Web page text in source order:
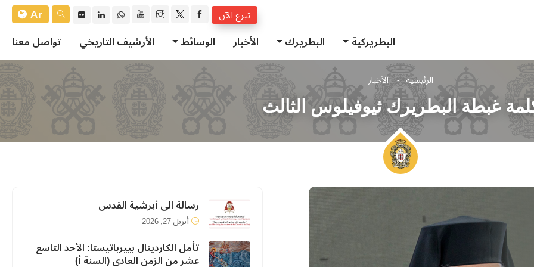
تبرع الآن
Ar
البطريركية
البطريرك الأخبار الوسائط الأرشيف التاريخي تواصل معنا
الرئيسية الأخبار
غبطة البطريرك ثيوفيلوس الثالث
رسالة الى أبرشية القدس
أبريل 27, 2026
تأمل الكاردينال بييرباتيستا: الأحد التاسع
عشر من الزمن العادي (السنة أ)